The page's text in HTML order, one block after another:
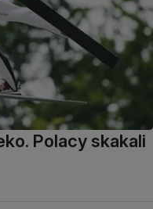
Polacy skakali